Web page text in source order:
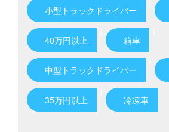
小型トラックドライバー
40万円以上 箱車
中型トラックドライバー
35万円以上 冷凍車